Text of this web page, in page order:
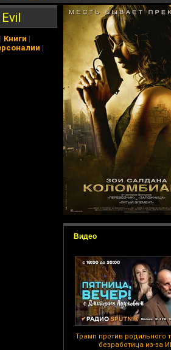
Видео
Трамп против родильного
безработица из-за
Книги |
|